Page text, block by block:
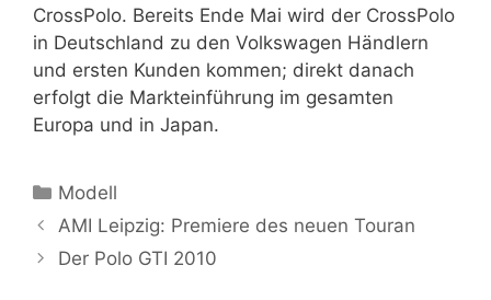
CrossPolo. Bereits Ende Mai wird der CrossPolo
in Deutschland zu den Volkswagen Händlern
und ersten Kunden kommen; direkt danach
erfolgt die Markteinführung im gesamten
Europa und in Japan.
Kategorien
Modell
AMI Leipzig: Premiere des neuen Touran
Der Polo GTI 2010